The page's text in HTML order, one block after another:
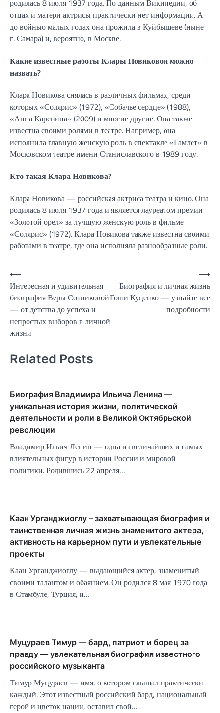
родилась 8 июля 1937 года. По данным Википедии, об
отцах и матери актрисы практически нет информации. А
до войныо малых годах она прожила в Куйбышеве (ныне
г. Самара) и, вероятно, в Москве.
Какие известные работы Клары Новиковой можно
назвать?
Клара Новикова снялась в различных фильмах, среди
которых «Солярис» (1972), «Собачье сердце» (1988),
«Анна Каренина» (2009) и многие другие. Она также
известна своими ролями в театре. Например, она
исполнила главную женскую роль в спектакле «Гамлет» в
Московском театре имени Станиславского в 1989 году.
Кто такая Клара Новикова?
Клара Новикова — российская актриса театра и кино. Она
родилась 8 июля 1937 года и является лауреатом премии
«Золотой орел» за лучшую женскую роль в фильме
«Солярис» (1972). Клара Новикова также известна своими
работами в театре, где она исполняла разнообразные роли.
Навигация
по
записям
⟵
Интересная и удивительная
биография Веры Сотниковой
— от детства до успеха и
непростых выборов в личной
жизни
Биография и личная жизнь
Гоши Куценко — узнайте все
подробности
⟶
Related Posts
Биография Владимира Ильича Ленина —
уникальная история жизни, политической
деятельности и роли в Великой Октябрьской
революции
Владимир Ильич Ленин — одна из величайших и самых
влиятельных фигур в истории России и мировой
политики. Родившись 22 апреля…
Каан Урганджиоглу – захватывающая биография и
таинственная личная жизнь знаменитого актера,
активность на карьерном пути и увлекательные
проекты
Каан Урганджиоглу — выдающийся актер, знаменитый
своими талантом и обаянием. Он родился 8 мая 1970 года
в Стамбуле, Турция, и…
Муцураев Тимур — бард, патриот и борец за
правду — увлекательная биография известного
российского музыканта
Тимур Муцураев — имя, о котором слышал практически
каждый. Этот известный российский бард, национальный
герой и цветок нации, оставил свой…